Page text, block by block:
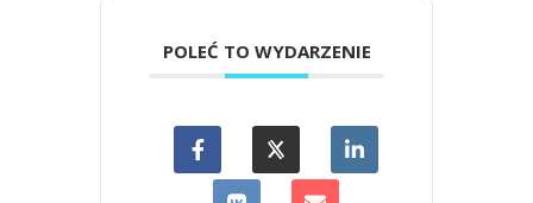
POLEĆ TO WYDARZENIE